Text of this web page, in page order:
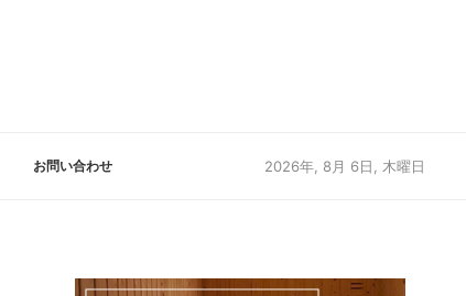
お問い合わせ 2026年, 8月 6日, 木曜日